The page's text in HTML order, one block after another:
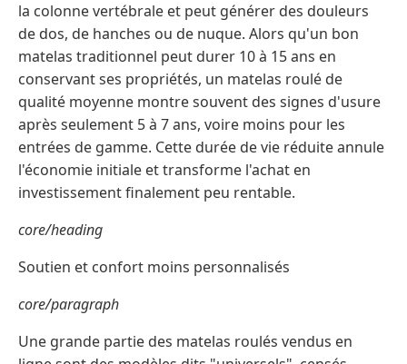
la colonne vertébrale et peut générer des douleurs
de dos, de hanches ou de nuque. Alors qu'un bon
matelas traditionnel peut durer 10 à 15 ans en
conservant ses propriétés, un matelas roulé de
qualité moyenne montre souvent des signes d'usure
après seulement 5 à 7 ans, voire moins pour les
entrées de gamme. Cette durée de vie réduite annule
l'économie initiale et transforme l'achat en
investissement finalement peu rentable.
core/heading
Soutien et confort moins personnalisés
core/paragraph
Une grande partie des matelas roulés vendus en